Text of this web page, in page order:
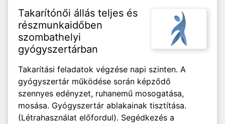
Takarítónői állás teljes és
részmunkaidőben
szombathelyi
gyógyszertárban
Takarítási feladatok végzése napi szinten. A
gyógyszertár működése során képződő
szennyes edényzet, ruhanemű mosogatása,
mosása. Gyógyszertár ablakainak tisztítása.
(Létrahasználat előfordul). Segédkezés a